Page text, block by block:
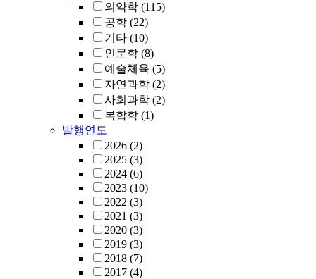
의약학 (115)
공학 (22)
기타 (10)
인문학 (8)
예술체육 (5)
자연과학 (2)
사회과학 (2)
복합학 (1)
발행연도
2026 (2)
2025 (3)
2024 (6)
2023 (10)
2022 (3)
2021 (3)
2020 (3)
2019 (3)
2018 (7)
2017 (4)